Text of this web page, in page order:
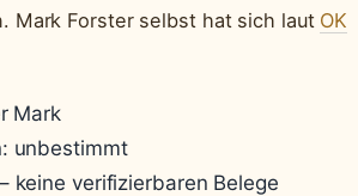
Mark Forster selbst hat sich laut OK
Mark
unbestimmt
keine verifizierbaren Belege